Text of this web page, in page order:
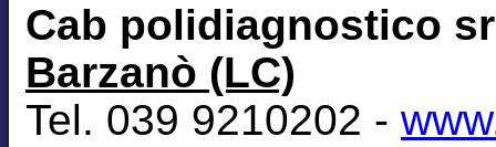
Cab polidiagnostico
Barzanò (LC)
Tel. 039 9210202 -